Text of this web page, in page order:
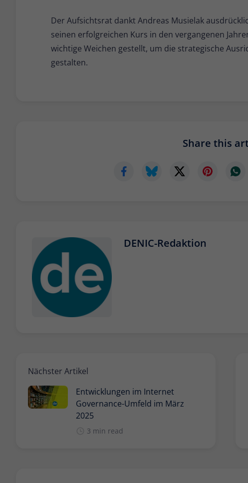
Der Aufsichtsrat dankt Andreas Musielak
seinen erfolgreichen Kurs in den vergangenen
wichtige Weichen gestellt, um die strategische
gestalten.
Share this
DENIC-Redaktion
Nächster Artikel
Entwicklungen im Internet
Governance-Umfeld im März
2025
3 min read